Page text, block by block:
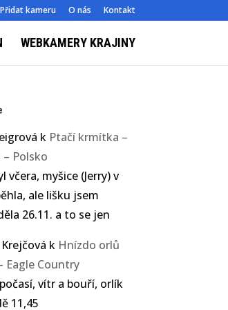
Přidat kameru O nás Kontakt
WEBKAMERY KRAJINY
k Ptačí krmítka –
Polsko
včera, myšice (Jerry) v
ale lišku jsem
26.11. a to se jen
k Hnízdo orlů
Eagle Country
vítr a bouří, orlík
11,45